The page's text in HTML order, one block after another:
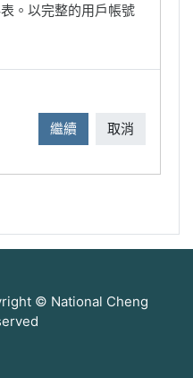
。以完整的用戶帳號
繼續 取消
© National Cheng